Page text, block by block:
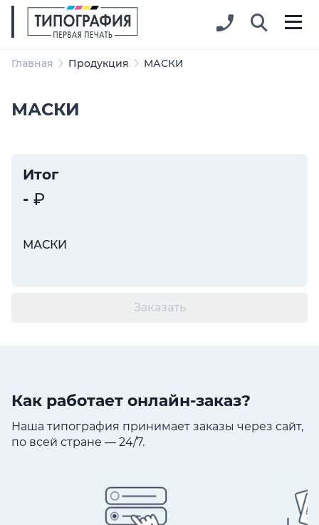
Главная Продукция МАСКИ
МАСКИ
Итог
-
МАСКИ
Заказать
Как работает онлайн-заказ?
Наша типография принимает заказы через сайт,
по всей стране — 24/7.